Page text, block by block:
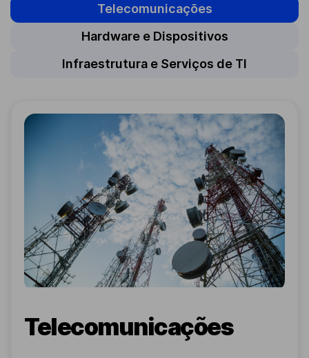
Telecomunicações
Hardware e Dispositivos
Infraestrutura e Serviços de TI
Telecomunicações